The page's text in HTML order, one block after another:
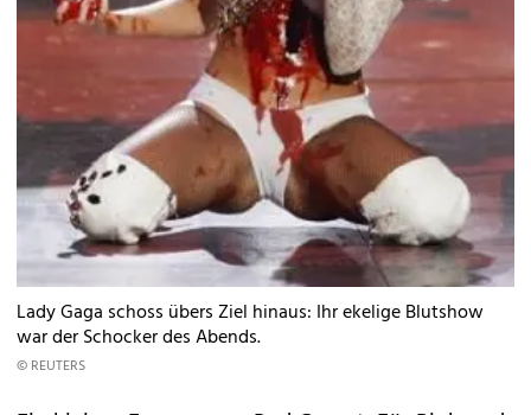
Lady Gaga schoss übers Ziel hinaus: Ihr ekelige Blutshow
war der Schocker des Abends.
© REUTERS